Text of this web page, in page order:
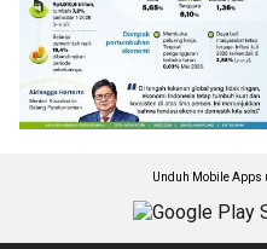
Unduh Mobile Apps